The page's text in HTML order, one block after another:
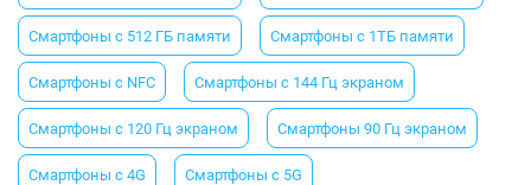
Смартфоны с 512 ГБ памяти Смартфоны с 1ТБ памяти
Смартфоны с NFC Смартфоны с 144 Гц экраном
Смартфоны с 120 Гц экраном Смартфоны 90 Гц экраном
Смартфоны с 4G Смартфоны с 5G